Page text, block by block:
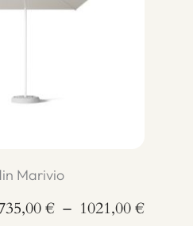
effort
d'ouverture de type "clic" avec
Marivio
€ – 1021,00€P